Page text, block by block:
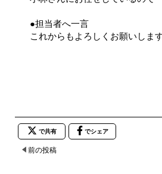
●担当者へ一言
これからもよろしくお願いしま
で共有 でシェア
前の投稿